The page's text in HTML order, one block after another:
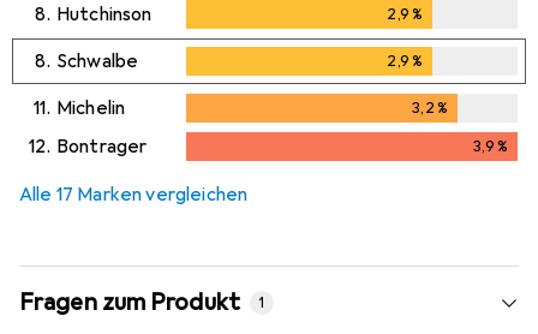
8. Hutchinson 2,9%
8. Schwalbe 2,9%
11. Michelin 3,2%
12. Bontrager 3,9%
Alle 17 Marken vergleichen
Fragen zum Produkt 1